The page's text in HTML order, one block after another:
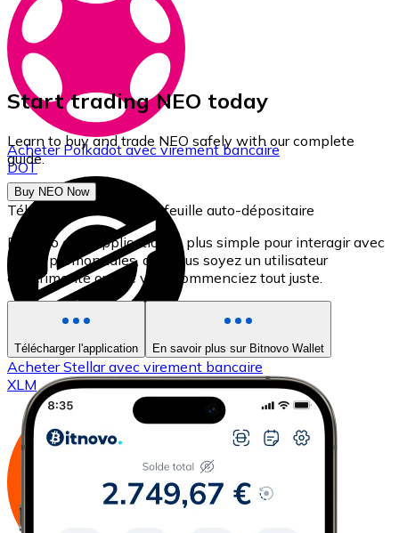
Acheter Polkadotavec virement bancaire
DOT
AcheterStellaravec virement bancaire
XLM
Start trading NEO today
Learn to buy and trade NEO safely with our complete
guide.
Buy NEO Now
Téléchargez notre portefeuille auto-dépositaire
Bitnovo est l'application la plus simple pour interagir avec
les cryptomonnaies, que vous soyez un utilisateur
expérimenté ou que vous commenciez tout juste.
Télécharger l'application En savoir plus sur Bitnovo Wallet